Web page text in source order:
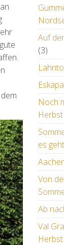
Auf
(3)
Noch
es geht
Von
Ab
Val